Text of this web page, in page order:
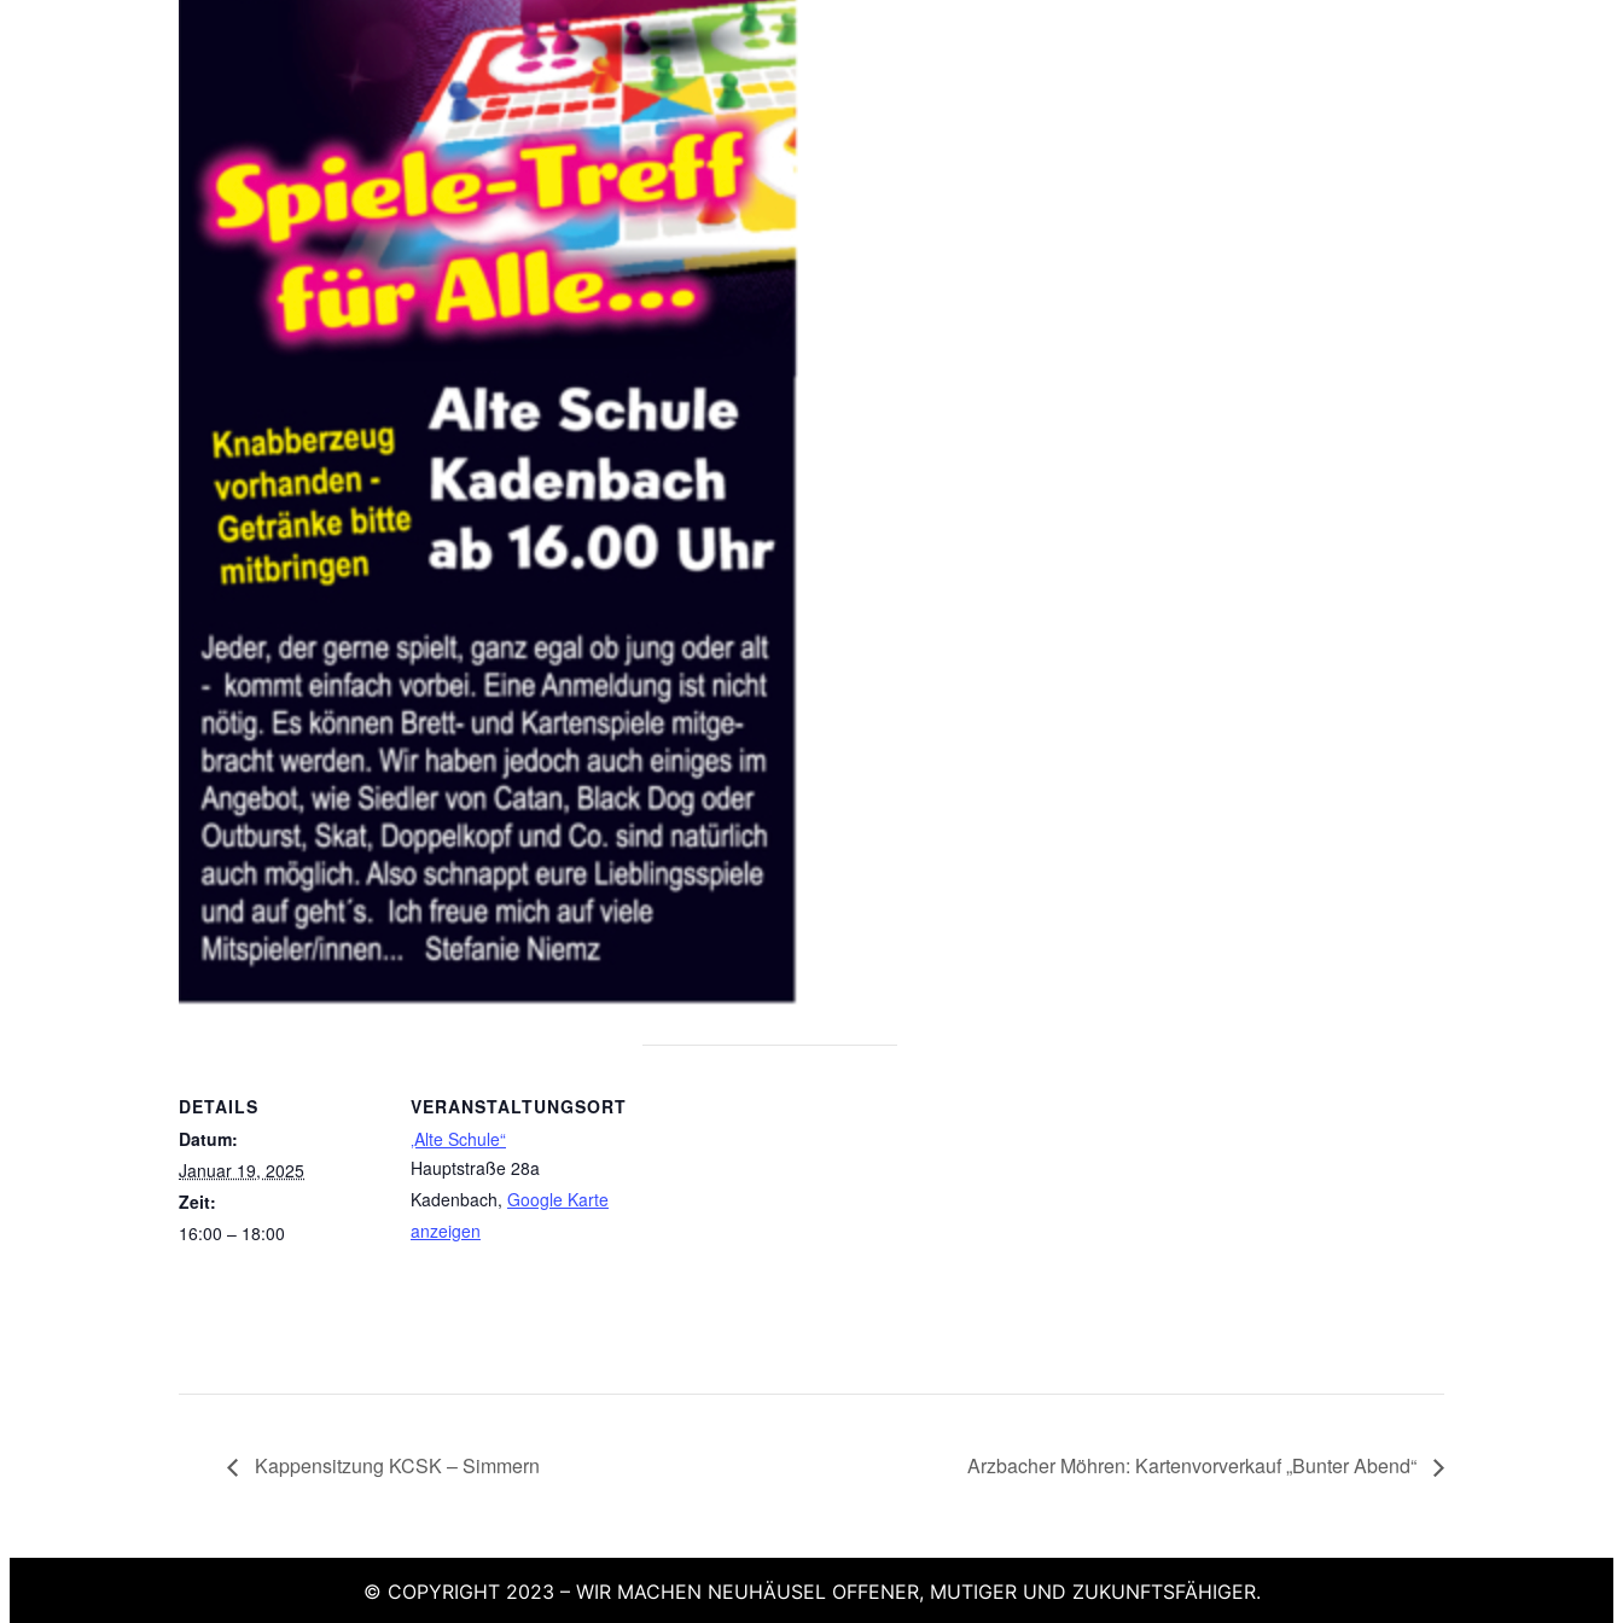
DETAILS
Datum:
Januar 19, 2025
Zeit:
16:00 – 18:00
VERANSTALTUNGSORT
‚Alte Schule“
Hauptstraße 28a
Kadenbach, Google Karte
anzeigen
Kappensitzung KCSK – Simmern Arzbacher Möhren: Kartenvorverkauf „Bunter Abend“
© COPYRIGHT 2023 – WIR MACHEN NEUHÄUSEL OFFENER, MUTIGER UND ZUKUNFTSFÄHIGER.